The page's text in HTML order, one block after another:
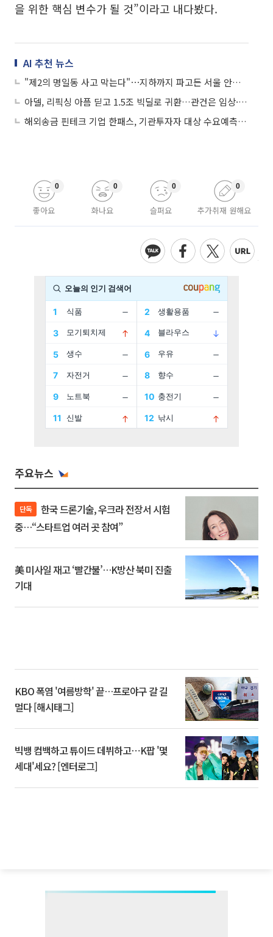
을 위한 핵심 변수가 될 것”이라고 내다봤다.
AI 추천 뉴스
"제2의 명일동 사고 막는다"⋯지하까지 파고든 서울 안전망
아델, 리픽싱 아픔 딛고 1.5조 빅딜로 귀환…관건은 임상·몸값
해외송금 핀테크 기업 한패스, 기관투자자 대상 수요예측 돌입
좋아요
0
화나요
0
슬퍼요
0
추가취재 원해요
0
주요뉴스
단독
중…“스타트업 여러 곳 참여”
美 미사일 재고 ‘빨간불’…K방산 북미 진출
기대
KBO 폭염 '여름방학' 끝…프로야구 갈 길
멀다 [해시태그]
빅뱅 컴백하고 튜이드 데뷔하고⋯K팝 '몇
세대'세요? [엔터로그]